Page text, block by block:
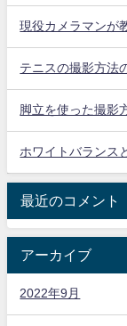
現役カメラマンが
テニスの撮影方法
脚立を使った撮影
ホワイトバランス
最近のコメント
アーカイブ
2022年9月